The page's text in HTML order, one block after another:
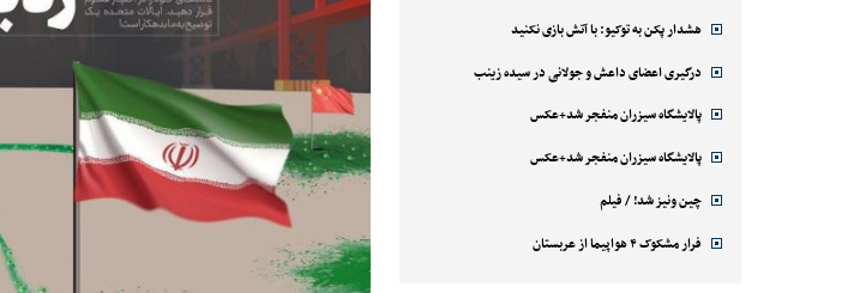
هشدار پکن به توکیو: با آتش بازی نکنید
درگیری اعضای داعش و جولانی در سیده زینب
پالایشگاه سیزران منفجر شد+عکس
پالایشگاه سیزران منفجر شد+عکس
چین ونیز شد! / فیلم
فرار مشکوک ۴ هواپیما از عربستان